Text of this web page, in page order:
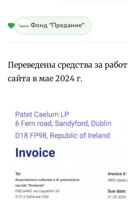
Фонд "Предание"
Переведены средства за
сайта в мае 2024 г.